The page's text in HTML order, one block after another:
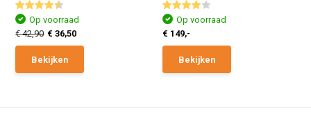
Op voorraad
€ 42,90 € 36,50
Bekijken
Op voorraad
€ 149,-
Bekijken